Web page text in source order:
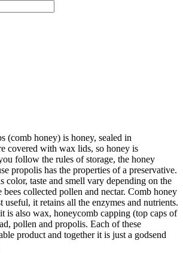
(comb honey) is honey, sealed in
covered with wax lids, so honey is
follow the rules of storage, the honey
propolis has the properties of a preservative.
color, taste and smell vary depending on the
collected pollen and nectar. Comb honey
useful, it retains all the enzymes and nutrients.
is also wax, honeycomb capping (top caps of
pollen and propolis. Each of these
product and together it is just a godsend